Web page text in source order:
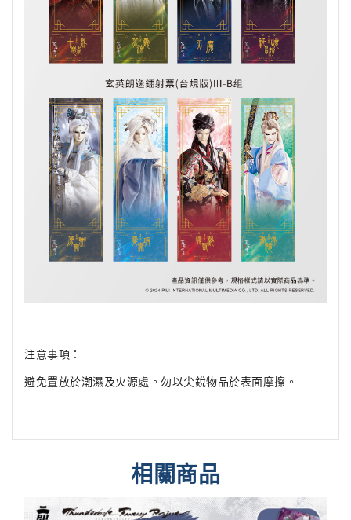
注意事項：
避免置放於潮濕及火源處。勿以尖銳物品於表面摩擦。
相關商品